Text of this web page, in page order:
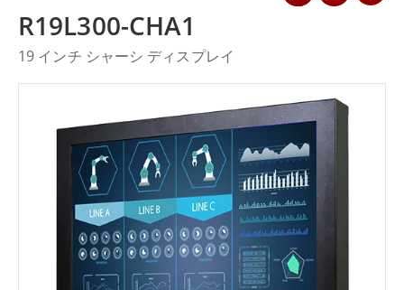
R19L300-CHA1
19 インチ シャーシ ディスプレイ